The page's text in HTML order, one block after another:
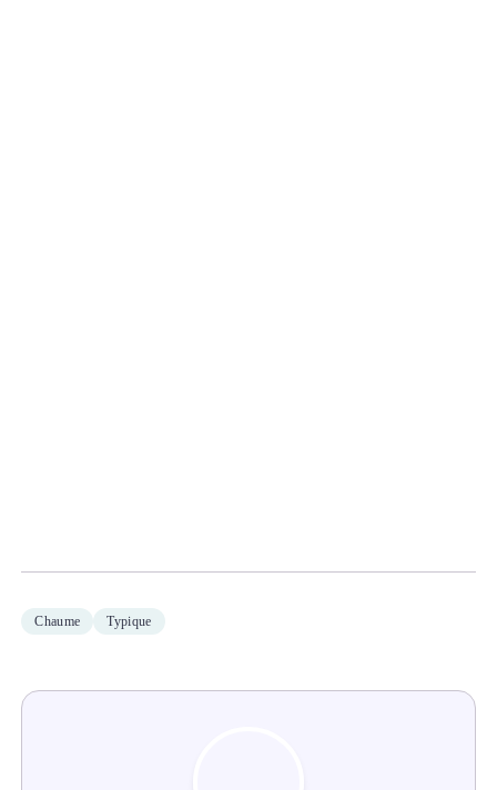
Chaume Typique